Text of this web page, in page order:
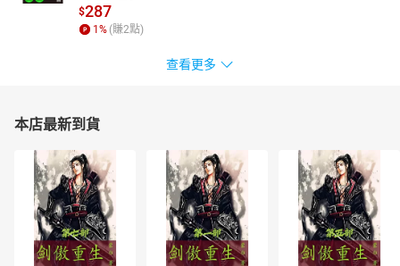
$287
1 % (賺2點)
查看更多
本店最新到貨